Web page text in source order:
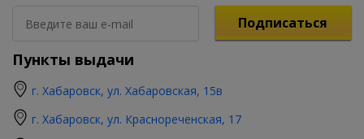
Подписаться
Пункты выдачи
г. Хабаровск, ул. Хабаровская, 15в
г. Хабаровск, ул. Краснореченская, 17